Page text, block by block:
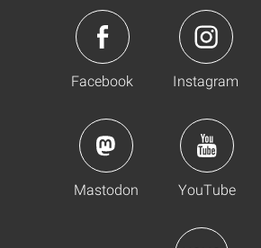
Facebook Instagram
Mastodon YouTube